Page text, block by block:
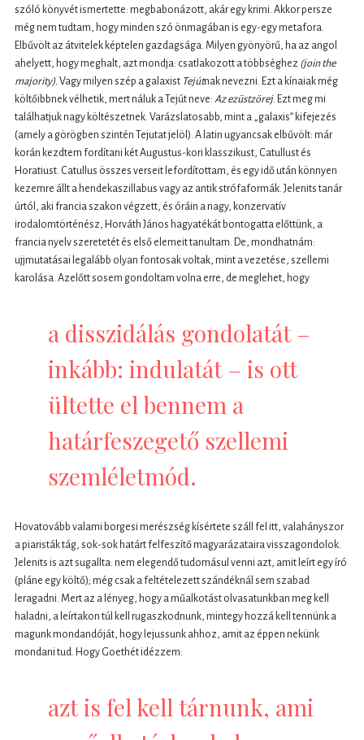
szóló könyvét ismertette: megbabonázott, akár egy krimi. Akkor persze
még nem tudtam, hogy minden szó önmagában is egy-egy metafora.
Elbűvölt az átvitelek képtelen gazdagsága. Milyen gyönyörű, ha az angol
ahelyett, hogy meghalt, azt mondja: csatlakozott a többséghez (join the
majority). Vagy milyen szép a galaxist Tejútnak nevezni. Ezt a kínaiak még
költőibbnek vélhetik, mert náluk a Tejút neve: Az ezüstzörej. Ezt meg mi
találhatjuk nagy költészetnek. Varázslatosabb, mint a „galaxis” kifejezés
(amely a görögben szintén Tejutat jelöl). A latin ugyancsak elbűvölt: már
korán kezdtem fordítani két Augustus-kori klasszikust, Catullust és
Horatiust. Catullus összes verseit lefordítottam, és egy idő után könnyen
kezemre állt a hendekaszillabus vagy az antik strófaformák. Jelenits tanár
úrtól, aki francia szakon végzett, és óráin a nagy, konzervatív
irodalomtörténész, Horváth János hagyatékát bontogatta előttünk, a
francia nyelv szeretetét és első elemeit tanultam. De, mondhatnám:
ujjmutatásai legalább olyan fontosak voltak, mint a vezetése, szellemi
karolása. Azelőtt sosem gondoltam volna erre, de meglehet, hogy
a disszidálás gondolatát –
inkább: indulatát – is ott
ültette el bennem a
határfeszegető szellemi
szemléletmód.
Hovatovább valami borgesi merészség kísértete száll fel itt, valahányszor
a piaristák tág, sok-sok határt felfeszítő magyarázataira visszagondolok.
Jelenits is azt sugallta: nem elegendő tudomásul venni azt, amit leírt egy író
(pláne egy költő); még csak a feltételezett szándéknál sem szabad
leragadni. Mert az a lényeg, hogy a műalkotást olvasatunkban meg kell
haladni, a leírtakon túl kell rugaszkodnunk, mintegy hozzá kell tennünk a
magunk mondandóját, hogy lejussunk ahhoz, amit az éppen nekünk
mondani tud. Hogy Goethét idézzem:
azt is fel kell tárnunk, ami